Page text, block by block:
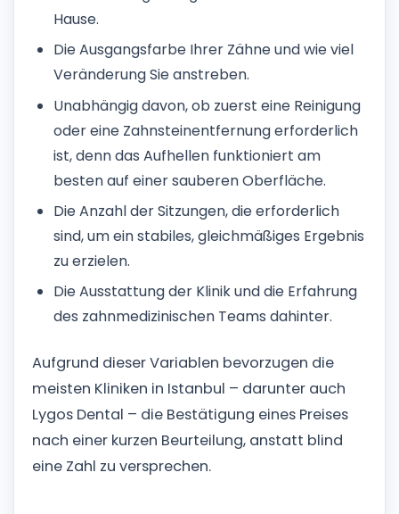
Hause.
Die Ausgangsfarbe Ihrer Zähne und wie viel
Veränderung Sie anstreben.
Unabhängig davon, ob zuerst eine Reinigung
oder eine Zahnsteinentfernung erforderlich
ist, denn das Aufhellen funktioniert am
besten auf einer sauberen Oberfläche.
Die Anzahl der Sitzungen, die erforderlich
sind, um ein stabiles, gleichmäßiges Ergebnis
zu erzielen.
Die Ausstattung der Klinik und die Erfahrung
des zahnmedizinischen Teams dahinter.
Aufgrund dieser Variablen bevorzugen die
meisten Kliniken in Istanbul – darunter auch
Lygos Dental – die Bestätigung eines Preises
nach einer kurzen Beurteilung, anstatt blind
eine Zahl zu versprechen.